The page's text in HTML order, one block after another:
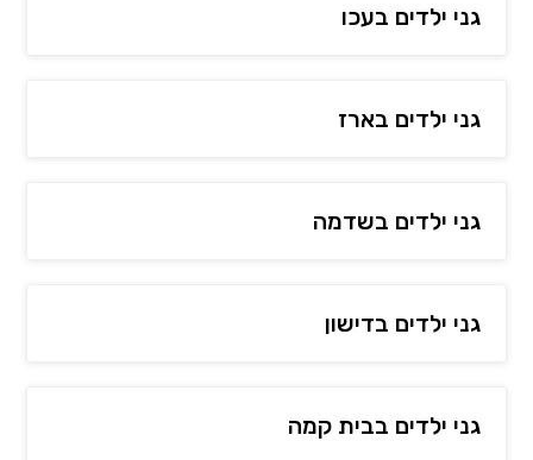
גני ילדים בעכו
גני ילדים בארז
גני ילדים בשדמה
גני ילדים בדישון
גני ילדים בבית קמה